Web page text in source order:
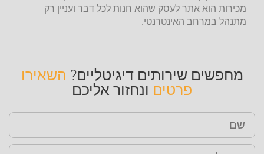
מכירות הוא אתר לעסק שהוא חנות לכל דבר ועניין רק
מתנהל במרחב האינטרנטי.
מחפשים שירותים דיגיטליים?השאירו
פרטיםונחזור אליכם